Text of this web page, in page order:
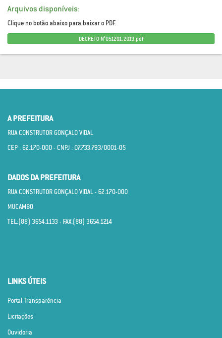
Arquivos disponíveis:
Clique no botão abaixo para baixar o PDF.
DECRETO-N°051201.2019.pdf
A PREFEITURA
RUA CONSTRUTOR GONÇALO VIDAL
CEP : 62.170­-000 - CNPJ : 07.733.793/0001­-05
DADOS DA PREFEITURA
RUA CONSTRUTOR GONÇALO VIDAL - 62.170­-000
MUCAMBO
TEL:(88) 3654.1133 - FAX:(88) 3654.1214
LINKS ÚTEIS
Portal Transparência
Licitações
Ouvidoria